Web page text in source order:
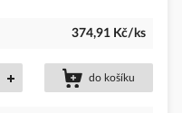
374,91 Kč/ks
do košíku